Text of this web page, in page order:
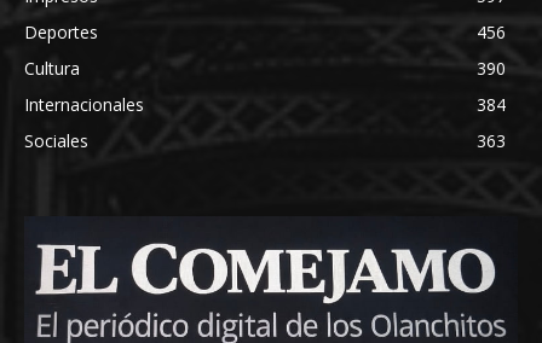
Deportes
456
Cultura
390
Internacionales
384
Sociales
363